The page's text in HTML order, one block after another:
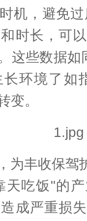
机，避免
时长，可
这些数据如
环境了如
变。
丰收保驾
吃饭"的产
成严重损